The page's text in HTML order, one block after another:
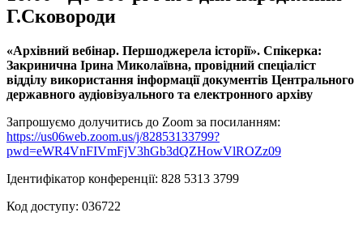
Г.Сковороди
«Архівний вебінар. Першоджерела історії». Спікерка:
Закринична Ірина Миколаївна, провідний спеціаліст
відділу використання інформації документів Центрального
державного аудіовізуального та електронного архіву
Запрошуємо долучитись до Zoom за посиланням:
https://us06web.zoom.us/j/82853133799?
pwd=eWR4VnFIVmFjV3hGb3dQZHowVlROZz09
Ідентифікатор конференції: 828 5313 3799
Код доступу: 036722